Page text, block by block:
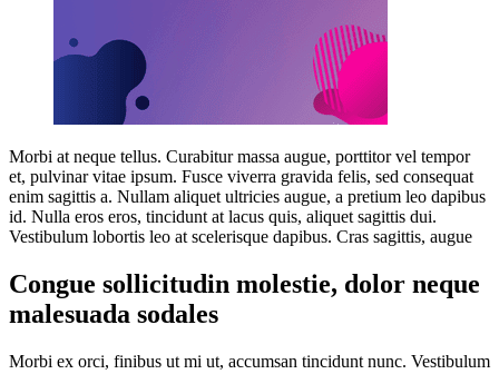
Morbi at neque tellus. Curabitur massa augue, porttitor vel tempor
et, pulvinar vitae ipsum. Fusce viverra gravida felis, sed consequat
enim sagittis a. Nullam aliquet ultricies augue, a pretium leo dapibus
id. Nulla eros eros, tincidunt at lacus quis, aliquet sagittis dui.
Vestibulum lobortis leo at scelerisque dapibus. Cras sagittis, augue
Congue sollicitudin molestie, dolor neque
malesuada sodales
Morbi ex orci, finibus ut mi ut, accumsan tincidunt nunc. Vestibulum